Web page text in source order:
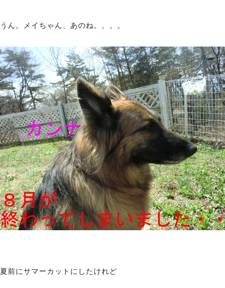
うん。メイちゃん、あのね。。。。
夏前にサマーカットにしたけれど